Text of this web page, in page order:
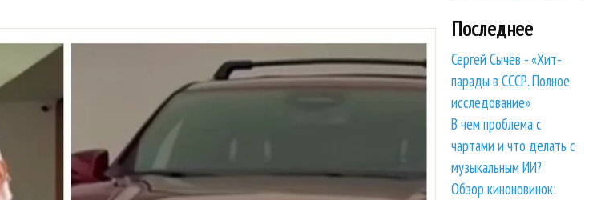
Последнее
Сергей Сычёв - «Хит-
парады в СССР. Полное
исследование»
В чем проблема с
чартами и что делать с
музыкальным ИИ?
Обзор киноновинок: